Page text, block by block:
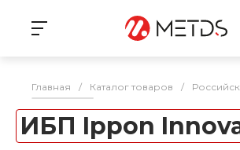
Главная / Каталог товаров /
ИБП Ippon Innova